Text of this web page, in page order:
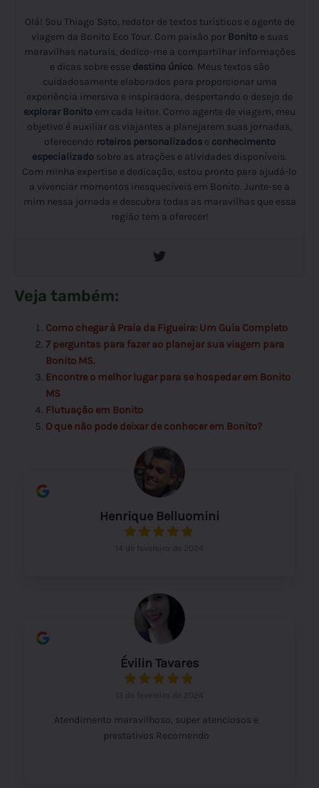
Olá! Sou Thiago Sato, redator de textos turísticos e agente de
viagem da Bonito Eco Tour. Com paixão por Bonito e suas
maravilhas naturais, dedico-me a compartilhar informações
e dicas sobre esse destino único. Meus textos são
cuidadosamente elaborados para proporcionar uma
experiência imersiva e inspiradora, despertando o desejo de
explorar Bonito em cada leitor. Como agente de viagem, meu
objetivo é auxiliar os viajantes a planejarem suas jornadas,
oferecendo roteiros personalizadose conhecimento
especializado sobre as atrações e atividades disponíveis.
Com minha expertise e dedicação, estou pronto para ajudá-lo
a vivenciar momentos inesquecíveis em Bonito. Junte-se a
mim nessa jornada e descubra todas as maravilhas que essa
região tem a oferecer!
Veja também:
Como chegar à Praia da Figueira: Um Guia Completo
7 perguntas para fazer ao planejar sua viagem para
Bonito MS.
Encontre o melhor lugar para se hospedar em Bonito
MS
Flutuação em Bonito
O que não pode deixar de conhecer em Bonito?
Henrique Belluomini
14 de fevereiro de 2024
Évilin Tavares
13 de fevereiro de 2024
Atendimento maravilhoso, super atenciosos e
prestativos Recomendo